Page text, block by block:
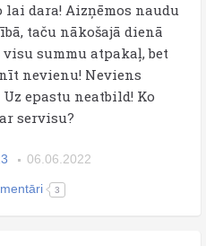
lai dara! Aizņēmos naudu
taču nākošajā dienā
summu atpakaļ, bet
nevienu! Neviens
epastu neatbild! Ko
servisu?
06.06.2022
3